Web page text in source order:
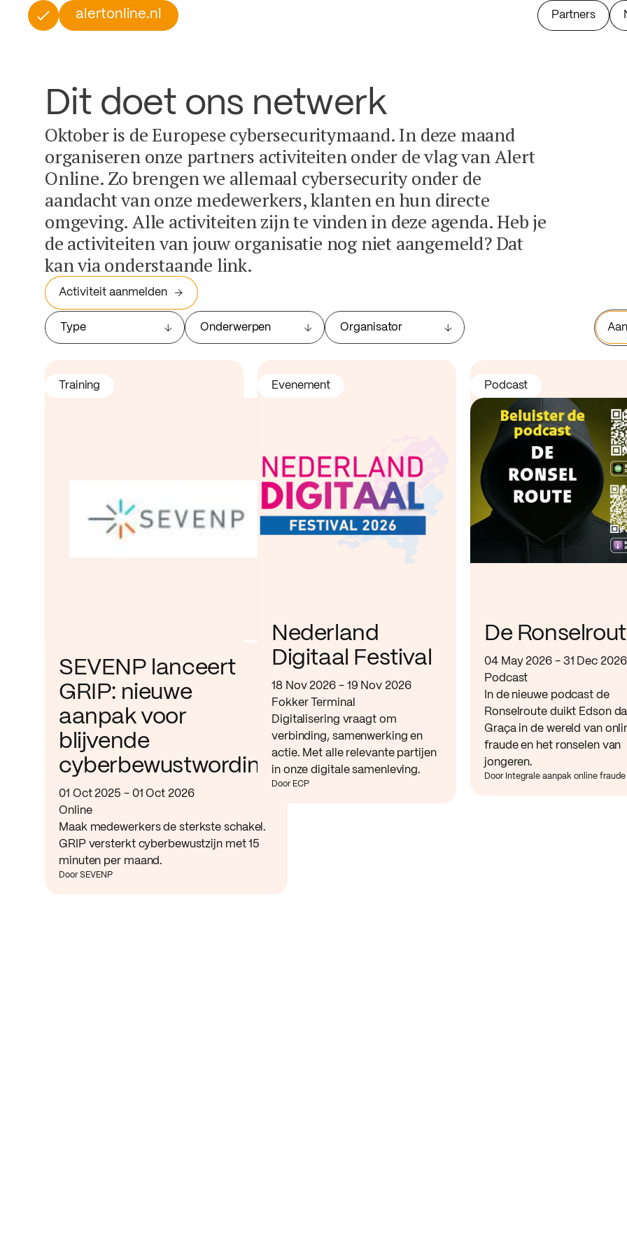
alertonline.nl Partners
Dit doet ons netwerk
Oktober is de Europese cybersecuritymaand. In deze maand
organiseren onze partners activiteiten onder de vlag van Alert
Online. Zo brengen we allemaal cybersecurity onder de
aandacht van onze medewerkers, klanten en hun directe
omgeving. Alle activiteiten zijn te vinden in deze agenda. Heb je
de activiteiten van jouw organisatie nog niet aangemeld? Dat
kan via onderstaande link.
Activiteit aanmelden
Type Onderwerpen Organisator
SEVENP lanceert
GRIP: nieuwe
aanpak voor
blijvende
cyberbewustwording
01 Oct 2025 - 01 Oct 2026
Online
Maak medewerkers de sterkste schakel.
GRIP versterkt cyberbewustzijn met 15
minuten per maand.
Door SEVENP
Training
Nederland
Digitaal Festival
18 Nov 2026 - 19 Nov 2026
Fokker Terminal
Digitalisering vraagt om
verbinding, samenwerking en
actie. Met alle relevante partijen
in onze digitale samenleving.
Door ECP
Evenement
De
04 May 2026 - 31 Dec 2026
Podcast
In de nieuwe podcast de
Ronselroute duikt Edson da
Graça in de wereld van
fraude en het ronselen van
jongeren.
Door Integrale aanpak online fraude
Podcast